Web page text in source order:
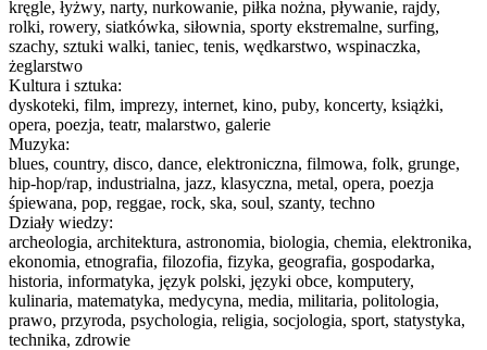
kręgle, łyżwy, narty, nurkowanie, piłka nożna, pływanie, rajdy,
rolki, rowery, siatkówka, siłownia, sporty ekstremalne, surfing,
szachy, sztuki walki, taniec, tenis, wędkarstwo, wspinaczka,
żeglarstwo
Kultura i sztuka:
dyskoteki, film, imprezy, internet, kino, puby, koncerty, książki,
opera, poezja, teatr, malarstwo, galerie
Muzyka:
blues, country, disco, dance, elektroniczna, filmowa, folk, grunge,
hip-hop/rap, industrialna, jazz, klasyczna, metal, opera, poezja
śpiewana, pop, reggae, rock, ska, soul, szanty, techno
Działy wiedzy:
archeologia, architektura, astronomia, biologia, chemia, elektronika,
ekonomia, etnografia, filozofia, fizyka, geografia, gospodarka,
historia, informatyka, język polski, języki obce, komputery,
kulinaria, matematyka, medycyna, media, militaria, politologia,
prawo, przyroda, psychologia, religia, socjologia, sport, statystyka,
technika, zdrowie